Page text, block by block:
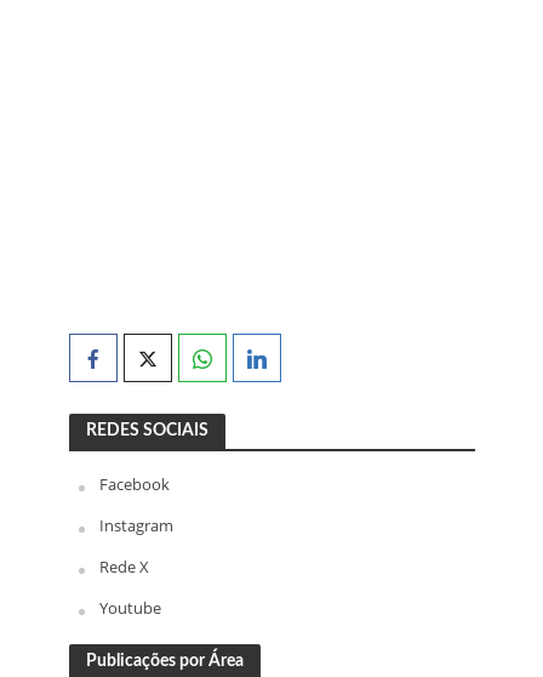
REDES SOCIAIS
Facebook
Instagram
Rede X
Youtube
Publicações por Área